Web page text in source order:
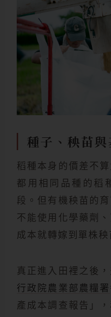
種子、秧苗與
稻種本身的價差不
都用相同品種的稻
段。但有機秧苗的
不能使用化學藥劑
成本就轉嫁到單株秧
真正進入田裡之後
行政院農業部農糧署
產成本調查報告」